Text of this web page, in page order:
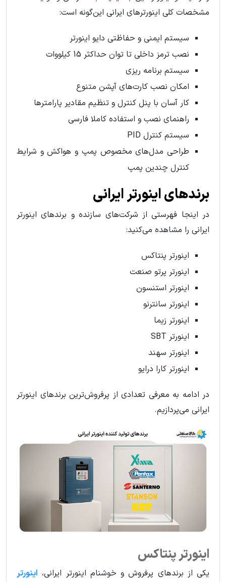
مشخصات کلی اینورترهای ایرانی این‌گونه است:
سیستم ایمنی و حفاظتی دایو اینورتر
نصب ترمز داخلی تا توان حداکثر 15 کیلووات
سیستم برنامه ریزی
امکان نصب کارت‌های آپشن متنوع
کار آسان با پنل کنترل و تنظیم مقادیر پارامترها
راهنمای نصب و استفاده کاملا فارسی
سیستم کنترل PID
طراحی مدل‌های مخصوص پمپ و هواکش و شرایط
کنترل چندین پمپ
برندهای اینورتر ایرانی
در اینجا فهرستی از شرکت‌های سازنده و برندهای اینورتر
ایرانی را مشاهده می‌کنید:
اینورتر پنتاکس
اینورتر پرتو صنعت
اینورتر استنسون
اینورتر سانترنو
اینورتر زیما
اینورتر SBT
اینورتر سهند
اینورتر کارا درایو
در ادامه به معرفی تعدادی از پرفروش‌ترین برندهای اینورتر
ایرانی می‌پردازیم.
اینورتر پنتاکس
یکی از برندهای پرفروش و خوشنام اینورتر ایرانی، اینورتر